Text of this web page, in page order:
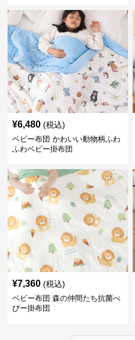
¥6,480 (税込)
ベビー布団 かわいい動物柄ふわ
ふわベビー掛布団
¥7,360 (税込)
ベビー布団 森の仲間たち抗菌べ
びー掛布団